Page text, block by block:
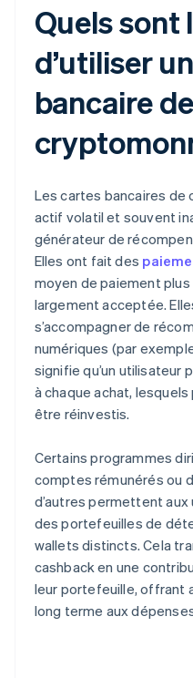
Quels sont
d’utiliser
bancaire de
Les cartes bancaires
actif volatil et souvent
générateur de
Elles ont fait des
moyen de paiement
largement acceptée.
s’accompagner de
numériques (par
signifie qu’un utilisateur
à chaque achat,
être réinvestis.
Certains programmes
comptes rémunérés ou
d’autres permettent
des portefeuilles de
wallets distincts. Cela
cashback en une
leur portefeuille, offrant
long terme aux